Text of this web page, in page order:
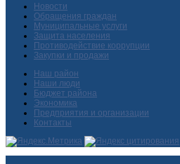
Новости
Обращения граждан
Муниципальные услуги
Защита населения
Противодействие коррупции
Закупки и продажи
Наш район
Наши люди
Бюджет района
Экономика
Предприятия и организации
Контакты